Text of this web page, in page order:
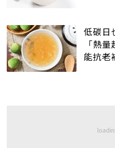
低碳日
「熱
能抗老